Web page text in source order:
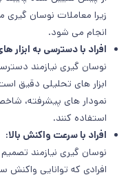
زیرا معاملات نوسان گیری
انجام می شود.
افراد با دسترسی به ابزار
نوسان گیری نیازمند
ابزار های تحلیلی دقیق
نمودار های پیشرفته،
استفاده کنند.
افراد با سرعت واکنش بالا:
نوسان گیری نیازمند
افرادی که توانایی واکنش